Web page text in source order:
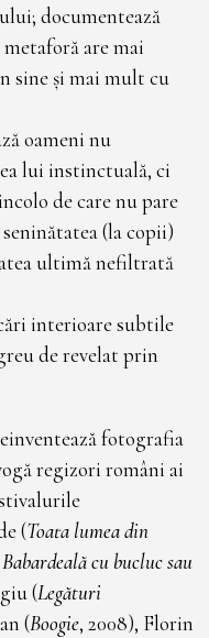
documentează
are mai
sine și mai mult cu
oameni nu
lui instinctuală, ci
de care nu pare
(la copii)
ultimă nefiltrată
interioare subtile
de revelat prin
fotografia
regizori români ai
(Toata lumea din
Babardeală cu bucluc sau
(Legături
(Boogie, 2008), Florin